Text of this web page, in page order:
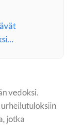
vedoksi.
jotka